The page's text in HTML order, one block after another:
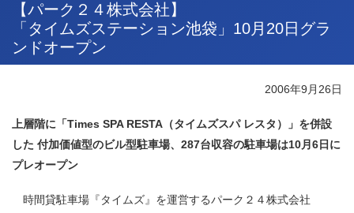
【パーク２４株式会社】
「タイムズステーション池袋」10月20日グラ
ンドオープン
2006年9月26日
上層階に「Times SPA RESTA（タイムズスパ レスタ）」を併設
した 付加価値型のビル型駐車場、287台収容の駐車場は10月6日に
プレオープン
時間貸駐車場『タイムズ』を運営するパーク２４株式会社